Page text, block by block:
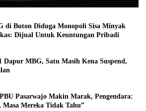
di Buton Diduga Monopoli Sisa Minyak
Dijual Untuk Keuntungan Pribadi
Dapur MBG, Satu Masih Kena Suspend,
Pasarwajo Makin Marak, Pengendara:
Masa Mereka Tidak Tahu”